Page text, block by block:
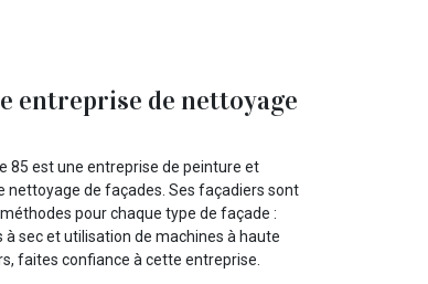
entreprise de nettoyage
85 est une entreprise de peinture et
nettoyage de façades. Ses façadiers sont
pour chaque type de façade :
sec et utilisation de machines à haute
faites confiance à cette entreprise.